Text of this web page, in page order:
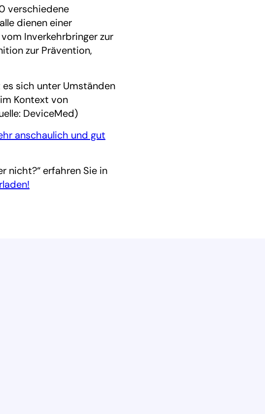
verschiedene
dienen einer
Inverkehrbringer zur
zur Prävention,
sich unter Umständen
Kontext von
DeviceMed)
anschaulich und gut
nicht?“ erfahren Sie in